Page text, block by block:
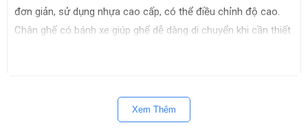
đơn giản, sử dụng nhựa cao cấp, có thể điều chỉnh độ cao.
Chân ghế có bánh xe giúp ghế dễ dàng di chuyển khi cần thiết
Xem Thêm